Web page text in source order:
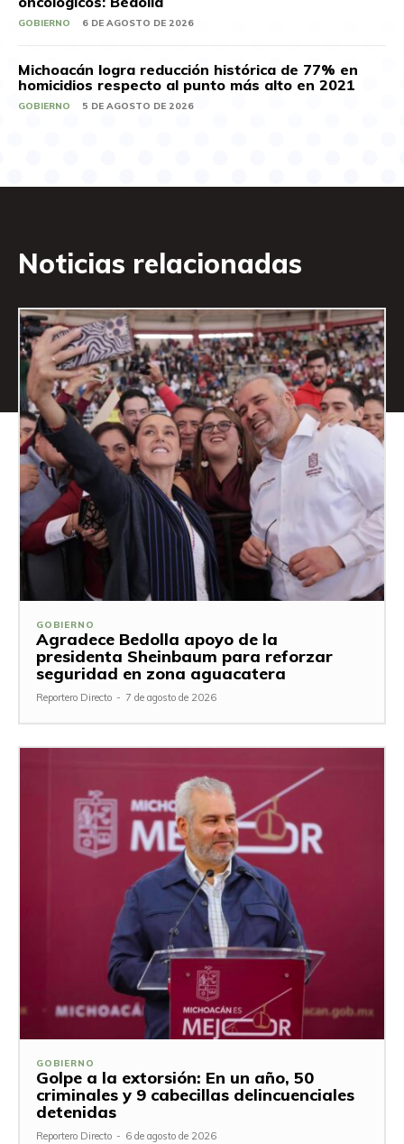
GOBIERNO 6 DE AGOSTO DE 2026
Michoacán logra reducción histórica de 77% en
homicidios respecto al punto más alto en 2021
GOBIERNO 5 DE AGOSTO DE 2026
Noticias relacionadas
GOBIERNO
Agradece Bedolla apoyo de la
presidenta Sheinbaum para reforzar
seguridad en zona aguacatera
Reportero Directo - 7 de agosto de 2026
GOBIERNO
Golpe a la extorsión: En un año, 50
criminales y 9 cabecillas delincuenciales
detenidas
Reportero Directo - 6 de agosto de 2026